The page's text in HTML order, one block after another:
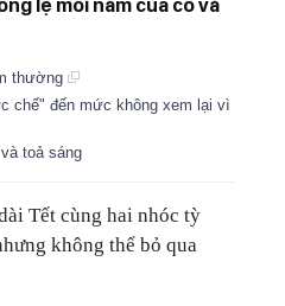
lệ mỗi năm của cô và
thường
chế" đến mức không xem lại vì
toả sáng
Tết cùng hai nhóc tỳ
không thể bỏ qua